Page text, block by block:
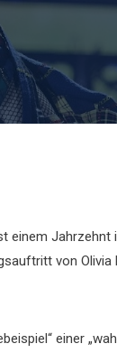
Jahrzehnt
von Olivia
einer